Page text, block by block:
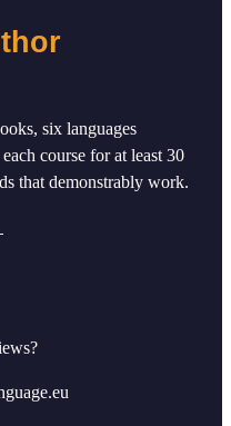
six languages
course for at least 30
that demonstrably work.